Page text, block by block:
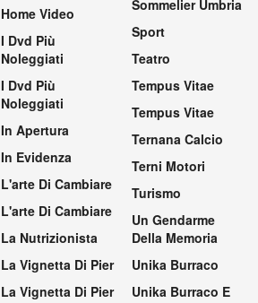
Home Video
I Dvd Più
Noleggiati
I Dvd Più
Noleggiati
In Apertura
In Evidenza
L'arte Di Cambiare
L'arte Di Cambiare
La Nutrizionista
La Vignetta Di Pier
La Vignetta Di Pier
Sommelier Umbria
Sport
Teatro
Tempus Vitae
Tempus Vitae
Ternana Calcio
Terni Motori
Turismo
Un Gendarme
Della Memoria
Unika Burraco
Unika Burraco E